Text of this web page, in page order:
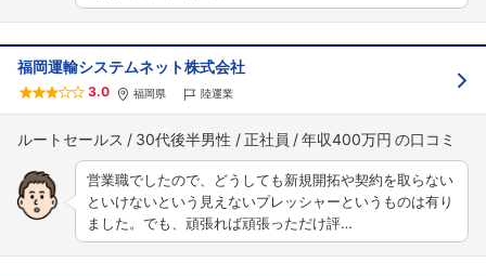
福岡運輸システムネット株式会社
3.0 福岡県 陸運業
ルートセールス 30代後半男性 正社員 年収400万円
営業職でしたので、どうしても新規開拓や契約を取らない
といけないという見えないプレッシャーというものは有り
ました。でも、頑張れば頑張っただけ評…